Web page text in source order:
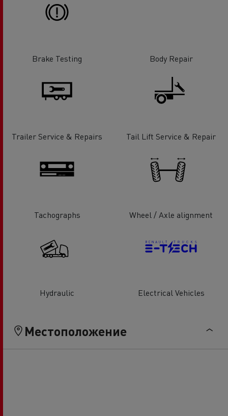
Brake Testing Body Repair
Trailer Service & Repairs Tail Lift Service & Repair
Tachographs Wheel / Axle alignment
Hydraulic Electrical Vehicles
Местоположение